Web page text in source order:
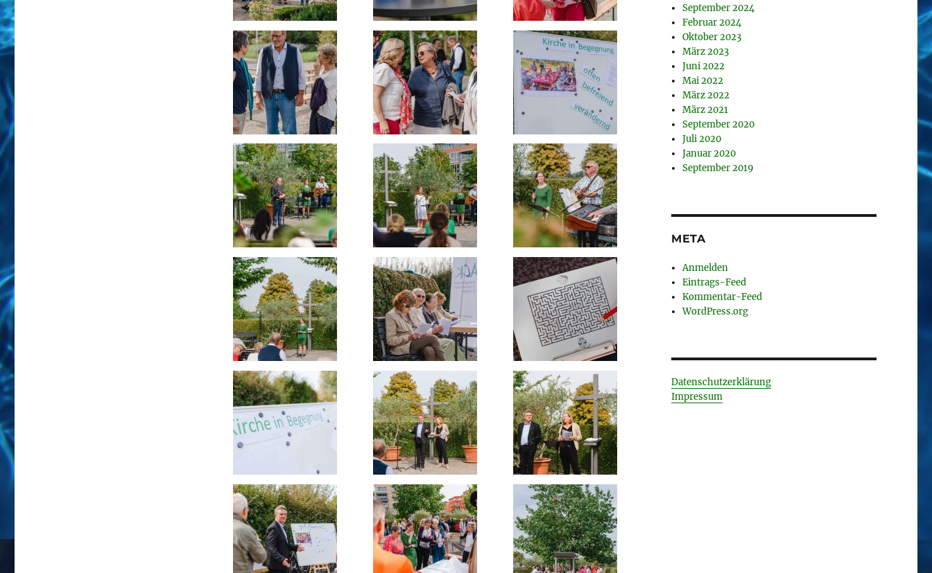
September 2024
Februar 2024
Oktober 2023
März 2023
Juni 2022
Mai 2022
März 2022
März 2021
September 2020
Juli 2020
Januar 2020
September 2019
META
Anmelden
Eintrags-Feed
Kommentar-Feed
WordPress.org
Datenschutzerklärung
Impressum